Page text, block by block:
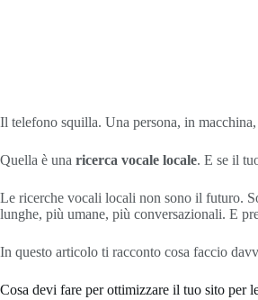
Il telefono squilla. Una persona, in
Quella è una ricerca vocale locale. E se il
Le ricerche vocali locali non sono il futuro.
lunghe, più umane, più conversazionali. E
In questo articolo ti racconto cosa faccio
Cosa devi fare per ottimizzare il tuo sito per